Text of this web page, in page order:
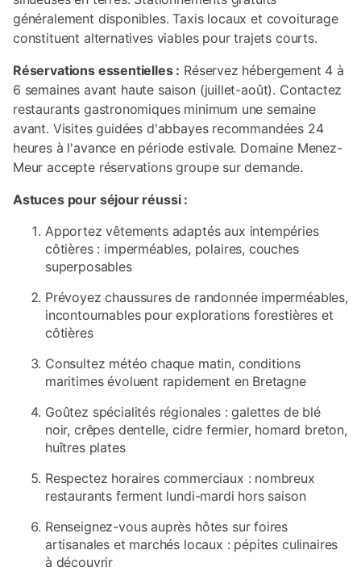
généralement disponibles. Taxis locaux et covoiturage
constituent alternatives viables pour trajets courts.
Réservations essentielles : Réservez hébergement 4 à
6 semaines avant haute saison (juillet-août). Contactez
restaurants gastronomiques minimum une semaine
avant. Visites guidées d'abbayes recommandées 24
heures à l'avance en période estivale. Domaine Menez-
Meur accepte réservations groupe sur demande.
Astuces pour séjour réussi :
Apportez vêtements adaptés aux intempéries
côtières : imperméables, polaires, couches
superposables
Prévoyez chaussures de randonnée imperméables,
incontournables pour explorations forestières et
côtières
Consultez météo chaque matin, conditions
maritimes évoluent rapidement en Bretagne
Goûtez spécialités régionales : galettes de blé
noir, crêpes dentelle, cidre fermier, homard breton,
huîtres plates
Respectez horaires commerciaux : nombreux
restaurants ferment lundi-mardi hors saison
Renseignez-vous auprès hôtes sur foires
artisanales et marchés locaux : pépites culinaires
à découvrir